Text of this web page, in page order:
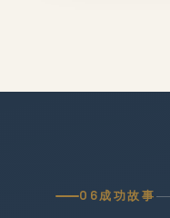
06成功故事